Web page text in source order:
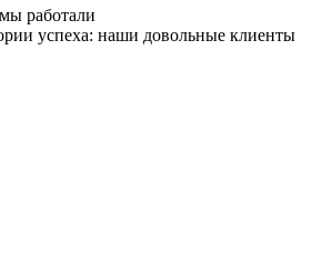
работали
успеха: наши довольные клиенты